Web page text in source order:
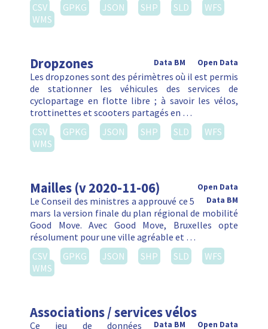
CSV
GPKG JSON SHP SLD
WFS
WMS
Dropzones Open Data
Data BM
Les dropzones sont des périmètres où il est permis
de stationner les véhicules des services de
cyclopartage en flotte libre ; à savoir les vélos,
trottinettes et scooters partagés en …
CSV
GPKG JSON SHP SLD
WFS
WMS
Mailles (v 2020-11-06)
Open Data
Data BM
Le Conseil des ministres a approuvé ce 5
mars la version finale du plan régional de mobilité
Good Move. Avec Good Move, Bruxelles opte
résolument pour une ville agréable et …
CSV
GPKG JSON SHP SLD
WFS
WMS
Associations / services vélos
Open Data
Data BM
Ce jeu de données